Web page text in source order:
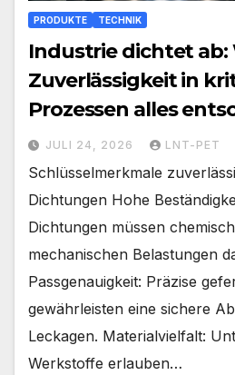
PRODUKTE TECHNIK
Industrie dichtet ab:
Zuverlässigkeit in
Prozessen alles
JULI 24, 2026 LNT-PET
Schlüsselmerkmale
Dichtungen Hohe
Dichtungen müssen
mechanischen Belastungen
Passgenauigkeit: Präzise
gewährleisten eine sichere
Leckagen. Materialvielfalt:
Werkstoffe erlauben…